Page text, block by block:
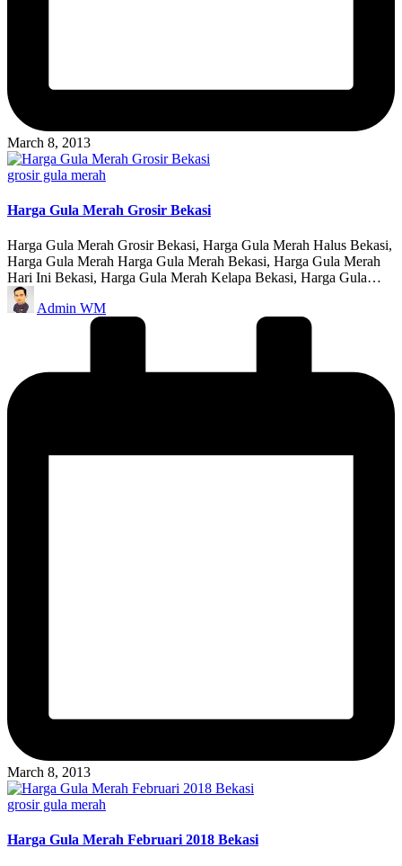
March 8, 2013
Posted
grosir gula merah
Harga Gula Merah Grosir Bekasi
Harga Gula Merah Grosir Bekasi, Harga Gula Merah Halus Bekasi,
Harga Gula Merah Harga Gula Merah Bekasi, Harga Gula Merah
Hari Ini Bekasi, Harga Gula Merah Kelapa Bekasi, Harga Gula…
Posted
by
Admin WM
March 8, 2013
Posted
grosir gula merah
Harga Gula Merah Februari 2018 Bekasi